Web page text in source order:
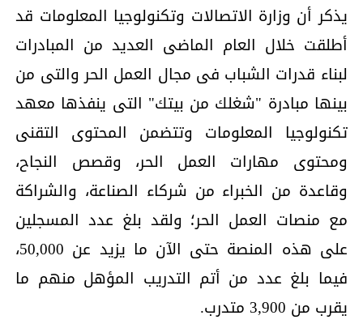
يذكر أن وزارة الاتصالات وتكنولوجيا المعلومات قد
أطلقت خلال العام الماضى العديد من المبادرات
لبناء قدرات الشباب فى مجال العمل الحر والتى من
بينها مبادرة "شغلك من بيتك" التى ينفذها معهد
تكنولوجيا المعلومات وتتضمن المحتوى التقنى
ومحتوى مهارات العمل الحر، وقصص النجاح،
وقاعدة من الخبراء من شركاء الصناعة، والشراكة
مع منصات العمل الحر؛ ولقد بلغ عدد المسجلين
على هذه المنصة حتى الآن ما يزيد عن 50,000،
فيما بلغ عدد من أتم التدريب المؤهل منهم ما
يقرب من 3,900 متدرب.